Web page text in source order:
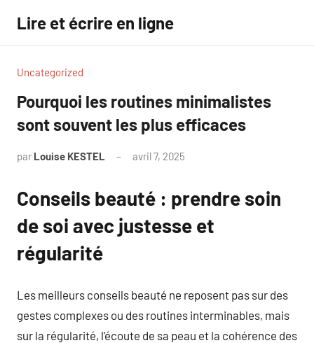
contenu
Lire et écrire en ligne
Uncategorized
Pourquoi les routines minimalistes
sont souvent les plus efficaces
par Louise KESTEL avril 7, 2025
Conseils beauté : prendre soin
de soi avec justesse et
régularité
Les meilleurs conseils beauté ne reposent pas sur des
gestes complexes ou des routines interminables, mais
sur la régularité, l’écoute de sa peau et la cohérence des